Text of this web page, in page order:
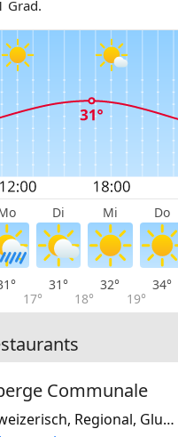
Grad.
Di Mi Do
17°
31°
18°
32°
19°
34°
Communale
Schweizerisch, Regional, Glutenfrei, Nussfrei, Biogerichte, Laktosefrei